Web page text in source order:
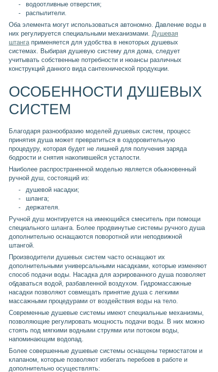
водоотливные отверстия;
распылители.
Оба элемента могут использоваться автономно. Давление воды в
них регулируется специальными механизмами. Душевая
штангаприменяется для удобства в некоторых душевых
системах. Выбирая душевую систему для дома, следует
учитывать собственные потребности и нюансы различных
конструкций данного вида сантехнической продукции.
ОСОБЕННОСТИ ДУШЕВЫХ
СИСТЕМ
Благодаря разнообразию моделей душевых систем, процесс
принятия душа может превратиться в оздоровительную
процедуру, которая будет не лишней для получения заряда
бодрости и снятия накопившейся усталости.
Наиболее распространенной моделью является обыкновенный
ручной душ, состоящий из:
душевой насадки;
шланга;
держателя.
Ручной душ монтируется на имеющийся смеситель при помощи
специального шланга. Более продвинутые системы ручного душа
дополнительно оснащаются поворотной или неподвижной
штангой.
Производители душевых систем часто оснащают их
дополнительными универсальными насадками, которые изменяют
способ подачи воды. Насадка для аэрированного душа позволяет
обдаваться водой, разбавленной воздухом. Гидромассажные
насадки позволяют совмещать принятие душа с легкими
массажными процедурами от воздействия воды на тело.
Современные душевые системы имеют специальные механизмы,
позволяющие регулировать мощность подачи воды. В них можно
стоять под мягкими водными струями или потоком воды,
напоминающим водопад.
Более совершенные душевые системы оснащены термостатом и
клапаном, которые позволяют избегать перебоев в работе и
дополнительно осуществлять: